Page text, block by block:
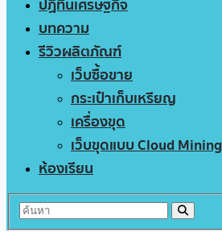
ปฏิทินเศรษฐกิจ
บทความ
รีวิวผลิตภัณฑ์
เว็บซื้อขาย
กระเป๋าเก็บเหรียญ
เครื่องขุด
เว็บขุดแบบ Cloud Mining
ห้องเรียน